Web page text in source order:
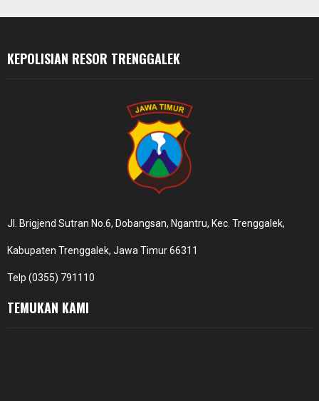
KEPOLISIAN RESOR TRENGGALEK
Jl. Brigjend Sutran No.6, Dobangsan, Ngantru, Kec. Trenggalek,
Kabupaten Trenggalek, Jawa Timur 66311
Telp (0355) 791110
TEMUKAN KAMI